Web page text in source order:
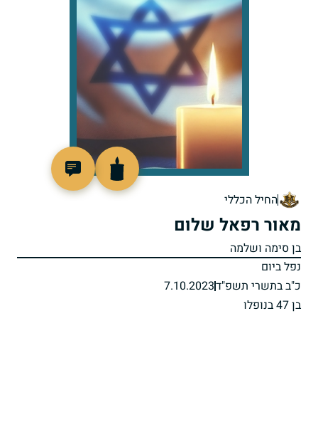
החיל הכללי
מאור רפאל שלום
בן סימה ושלמה
נפל ביום
כ"ב בתשרי תשפ"ד7.10.2023
בן 47 בנופלו